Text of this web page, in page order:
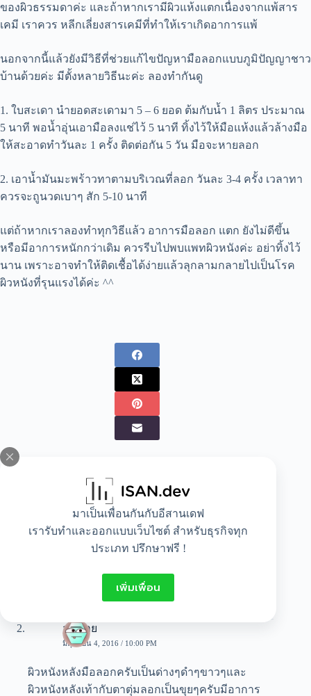
มาเป็นเพื่อนกันกับอีสานเดฟ
เรารับทำและออกแบบเว็บไซต์ สำหรับธุรกิจทุก
ประเภท ปรึกษาฟรี !
เพิ่มเพื่อน
ของผิวธรรมดาค่ะ และถ้าหากเรามีผิวแห้งแตกเนื่องจากแพ้สาร
เคมี เราควร หลีกเลี่ยงสารเคมีที่ทำให้เราเกิดอาการแพ้
นอกจากนี้แล้วยังมีวิธีที่ช่วยแก้ไขปัญหามือลอกแบบภูมิปัญญาชาว
บ้านด้วยค่ะ มีตั้งหลายวิธีนะค่ะ ลองทำกันดู
1. ใบสะเดา นำยอดสะเดามา 5 – 6 ยอด ต้มกับน้ำ 1 ลิตร ประมาณ
5 นาที พอน้ำอุ่นเอามือลงแช่ไว้ 5 นาที ทิ้งไว้ให้มือแห้งแล้วล้างมือ
ให้สะอาดทำวันละ 1 ครั้ง ติดต่อกัน 5 วัน มือจะหายลอก
2. เอาน้ำมันมะพร้าวทาตามบริเวณที่ลอก วันละ 3-4 ครั้ง เวลาทา
ควรจะถูนวดเบาๆ สัก 5-10 นาที
แต่ถ้าหากเราลองทำทุกวิธีแล้ว อาการมือลอก แตก ยังไม่ดีขึ้น
หรือมีอาการหนักกว่าเดิม ควรรีบไปพบแพทผิวหนังค่ะ อย่าทิ้งไว้
นาน เพราะอาจทำให้ติดเชื้อได้ง่ายแล้วลุกลามกลายไปเป็นโรค
ผิวหนังที่รุนแรงได้ค่ะ ^^
สมชาย
มิถุนายน 4, 2016 / 10:00 PM
ผิวหนังหลังมือลอกครับเป็นด่างๆดำๆขาวๆและ
ผิวหนังหลังเท้ากับตาตุ่มลอกเป็นขุยๆครับมีอาการ